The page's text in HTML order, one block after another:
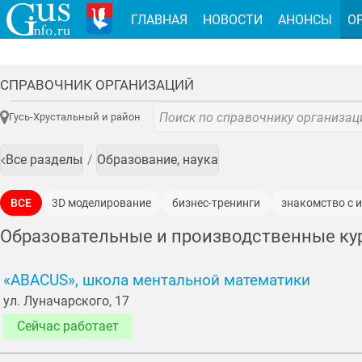
СПРАВОЧНИК ОРГАНИЗАЦИЙ
Гусь-Хрустальный и район
Все разделы Образование, наука
ВСЕ 3D моделирование бизнес-тренинги знакомство с
компьютерные курсы
обучение на наладчика стеклоформующих машин
обучение
обучение на слесаря
обучение созданию мобильных приложений
Образовательные и производственные
«ABACUS», школа ментальной математики
ул. Луначарского, 17
Сейчас работает
ГЛАВНАЯ НОВОСТИ АНОНСЫ